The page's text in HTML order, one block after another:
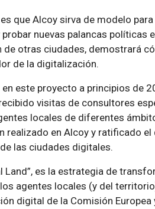
que Alcoy sirva de modelo
nuevas palancas políticas
de otras ciudades, demostrará
de la digitalización.
este proyecto a principios de
visitas de consultores
locales de diferentes
realizado en Alcoy y ratificado
las ciudades digitales.
Land”, es la estrategia de
agentes locales (y del
digital de la Comisión Europea